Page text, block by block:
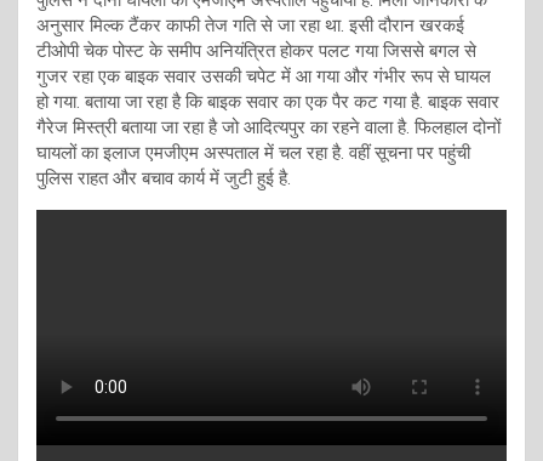
अनुसार मिल्क टैंकर काफी तेज गति से जा रहा था. इसी दौरान खरकई
टीओपी चेक पोस्ट के समीप अनियंत्रित होकर पलट गया जिससे बगल से
गुजर रहा एक बाइक सवार उसकी चपेट में आ गया और गंभीर रूप से घायल
हो गया. बताया जा रहा है कि बाइक सवार का एक पैर कट गया है. बाइक सवार
गैरेज मिस्त्री बताया जा रहा है जो आदित्यपुर का रहने वाला है. फिलहाल दोनों
घायलों का इलाज एमजीएम अस्पताल में चल रहा है. वहीं सूचना पर पहुंची
पुलिस राहत और बचाव कार्य में जुटी हुई है.